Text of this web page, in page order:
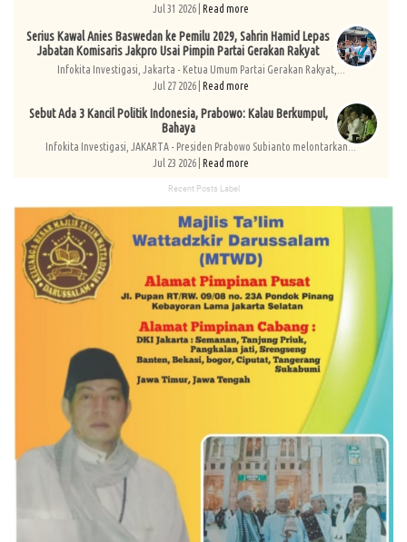
Jul 31 2026 |Read more
Serius Kawal Anies Baswedan ke Pemilu 2029, Sahrin Hamid Lepas
Jabatan Komisaris Jakpro Usai Pimpin Partai Gerakan Rakyat
Infokita Investigasi, Jakarta - Ketua Umum Partai Gerakan Rakyat,...
Jul 27 2026 |Read more
Sebut Ada 3 Kancil Politik Indonesia, Prabowo: Kalau Berkumpul,
Bahaya
Infokita Investigasi, JAKARTA - Presiden Prabowo Subianto melontarkan...
Jul 23 2026 |Read more
Recent Posts Label